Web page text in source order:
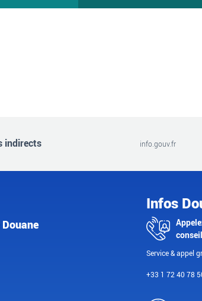
indirects info.gouv.fr
Infos
Service & appel
+33 1 72 40 78